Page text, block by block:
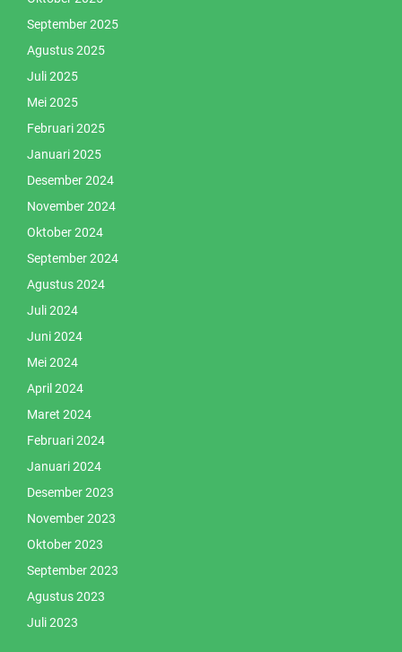
September 2025
Agustus 2025
Juli 2025
Mei 2025
Februari 2025
Januari 2025
Desember 2024
November 2024
Oktober 2024
September 2024
Agustus 2024
Juli 2024
Juni 2024
Mei 2024
April 2024
Maret 2024
Februari 2024
Januari 2024
Desember 2023
November 2023
Oktober 2023
September 2023
Agustus 2023
Juli 2023